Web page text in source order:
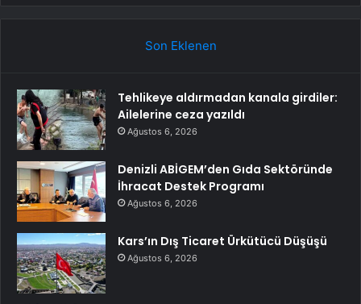
Son Eklenen
Tehlikeye aldırmadan kanala girdiler:
Ailelerine ceza yazıldı
Ağustos 6, 2026
Denizli ABİGEM’den Gıda Sektöründe
İhracat Destek Programı
Ağustos 6, 2026
Kars’ın Dış Ticaret Ürkütücü Düşüşü
Ağustos 6, 2026